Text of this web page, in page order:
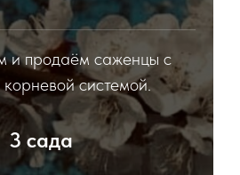
и продаём саженцы с
системой.
3 сада